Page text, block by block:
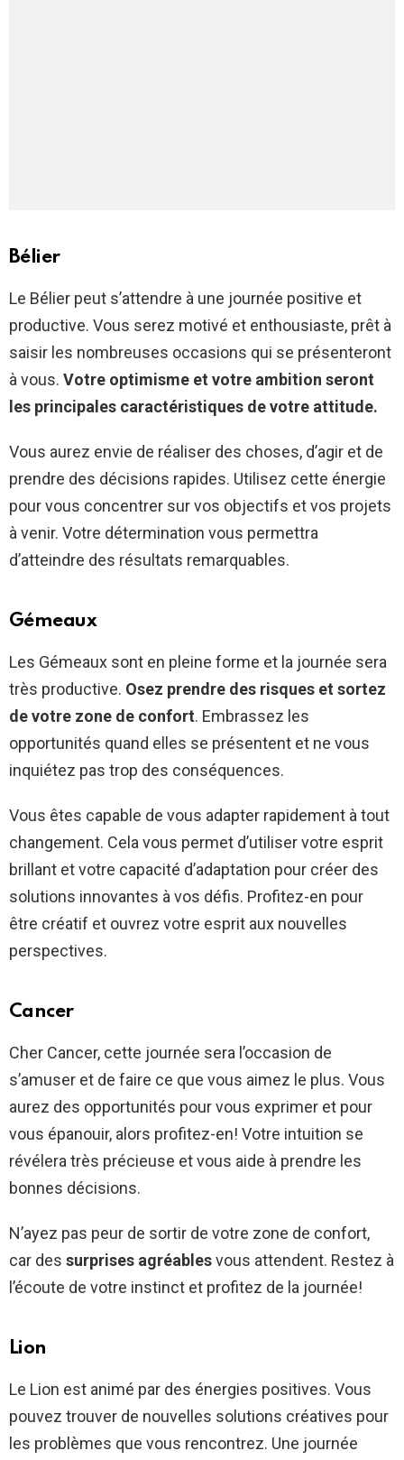
Bélier
Le Bélier peut s’attendre à une journée positive et
productive. Vous serez motivé et enthousiaste, prêt à
saisir les nombreuses occasions qui se présenteront
à vous. Votre optimisme et votre ambition seront
les principales caractéristiques de votre attitude.
Vous aurez envie de réaliser des choses, d’agir et de
prendre des décisions rapides. Utilisez cette énergie
pour vous concentrer sur vos objectifs et vos projets
à venir. Votre détermination vous permettra
d’atteindre des résultats remarquables.
Gémeaux
Les Gémeaux sont en pleine forme et la journée sera
très productive. Osez prendre des risques et sortez
de votre zone de confort. Embrassez les
opportunités quand elles se présentent et ne vous
inquiétez pas trop des conséquences.
Vous êtes capable de vous adapter rapidement à tout
changement. Cela vous permet d’utiliser votre esprit
brillant et votre capacité d’adaptation pour créer des
solutions innovantes à vos défis. Profitez-en pour
être créatif et ouvrez votre esprit aux nouvelles
perspectives.
Cancer
Cher Cancer, cette journée sera l’occasion de
s’amuser et de faire ce que vous aimez le plus. Vous
aurez des opportunités pour vous exprimer et pour
vous épanouir, alors profitez-en! Votre intuition se
révélera très précieuse et vous aide à prendre les
bonnes décisions.
N’ayez pas peur de sortir de votre zone de confort,
car des surprises agréablesvous attendent. Restez à
l’écoute de votre instinct et profitez de la journée!
Lion
Le Lion est animé par des énergies positives. Vous
pouvez trouver de nouvelles solutions créatives pour
les problèmes que vous rencontrez. Une journée